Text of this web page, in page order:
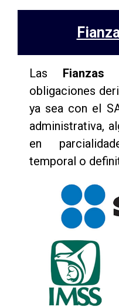
Las Fianzas
obligaciones
ya sea con el
administrativa,
en
temporal o